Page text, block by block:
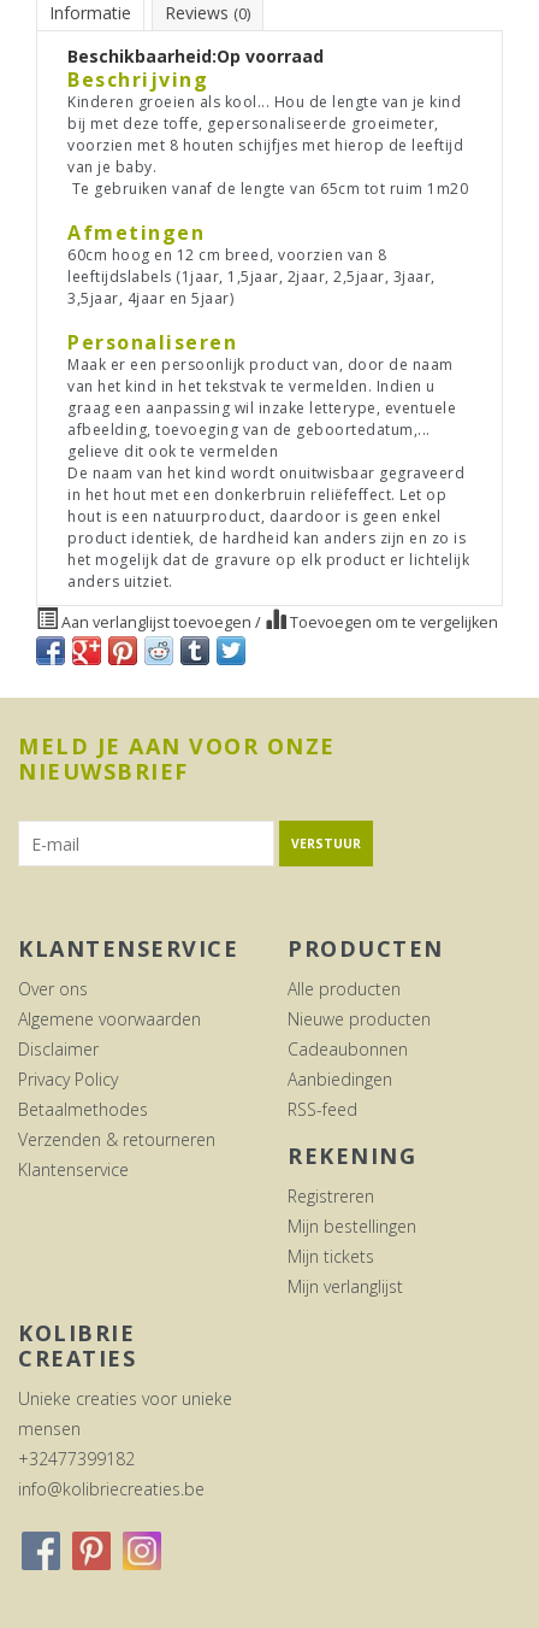
Informatie Reviews (0)
Beschikbaarheid:Op voorraad
Beschrijving
Kinderen groeien als kool... Hou de lengte van je kind
bij met deze toffe, gepersonaliseerde groeimeter,
voorzien met 8 houten schijfjes met hierop de leeftijd
van je baby.
Te gebruiken vanaf de lengte van 65cm tot ruim 1m20
Afmetingen
60cm hoog en 12 cm breed, voorzien van 8
leeftijdslabels (1jaar, 1,5jaar, 2jaar, 2,5jaar, 3jaar,
3,5jaar, 4jaar en 5jaar)
Personaliseren
Maak er een persoonlijk product van, door de naam
van het kind in het tekstvak te vermelden. Indien u
graag een aanpassing wil inzake letterype, eventuele
afbeelding, toevoeging van de geboortedatum,...
gelieve dit ook te vermelden
De naam van het kind wordt onuitwisbaar gegraveerd
in het hout met een donkerbruin reliëfeffect. Let op
hout is een natuurproduct, daardoor is geen enkel
product identiek, de hardheid kan anders zijn en zo is
het mogelijk dat de gravure op elk product er lichtelijk
anders uitziet.
Aan verlanglijst toevoegen / Toevoegen om te vergelijken
MELD JE AAN VOOR ONZE
NIEUWSBRIEF
VERSTUUR
KLANTENSERVICE
Over ons
Algemene voorwaarden
Disclaimer
Privacy Policy
Betaalmethodes
Verzenden & retourneren
Klantenservice
PRODUCTEN
Alle producten
Nieuwe producten
Cadeaubonnen
Aanbiedingen
RSS-feed
REKENING
Registreren
Mijn bestellingen
Mijn tickets
Mijn verlanglijst
KOLIBRIE
CREATIES
Unieke creaties voor unieke
mensen
+32477399182
info@kolibriecreaties.be